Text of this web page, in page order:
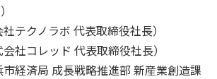
テクノラボ 代表取締役社長）
社コレッド 代表取締役社長）
経済局 成長戦略推進部 新産業創造課